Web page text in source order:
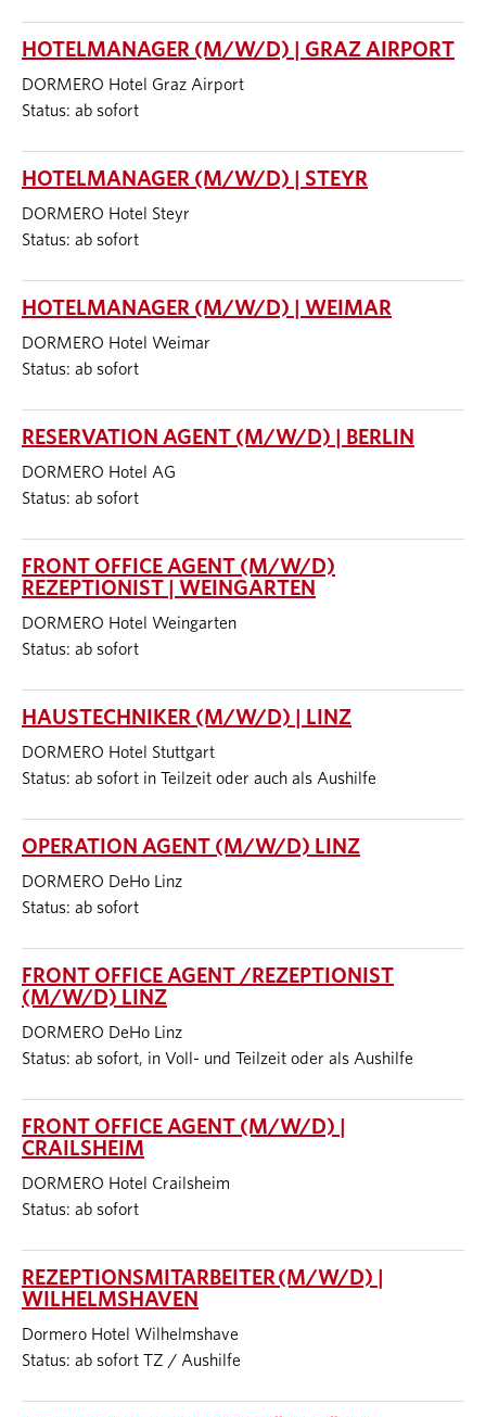
HOTELMANAGER (M/W/D) | GRAZ AIRPORT
DORMERO Hotel Graz Airport
Status: ab sofort
HOTELMANAGER (M/W/D) | STEYR
DORMERO Hotel Steyr
Status: ab sofort
HOTELMANAGER (M/W/D) | WEIMAR
DORMERO Hotel Weimar
Status: ab sofort
RESERVATION AGENT (M/W/D) | BERLIN
DORMERO Hotel AG
Status: ab sofort
FRONT OFFICE AGENT (M/W/D)
REZEPTIONIST | WEINGARTEN
DORMERO Hotel Weingarten
Status: ab sofort
HAUSTECHNIKER (M/W/D) | LINZ
DORMERO Hotel Stuttgart
Status: ab sofort in Teilzeit oder auch als Aushilfe
OPERATION AGENT (M/W/D) LINZ
DORMERO DeHo Linz
Status: ab sofort
FRONT OFFICE AGENT /REZEPTIONIST
(M/W/D) LINZ
DORMERO DeHo Linz
Status: ab sofort, in Voll- und Teilzeit oder als Aushilfe
FRONT OFFICE AGENT (M/W/D) |
CRAILSHEIM
DORMERO Hotel Crailsheim
Status: ab sofort
REZEPTIONSMITARBEITER (M/W/D) |
WILHELMSHAVEN
Dormero Hotel Wilhelmshave
Status: ab sofort TZ / Aushilfe